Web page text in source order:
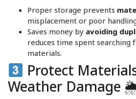
Proper storage prevents
misplacement or poor
Saves money by avoiding
reduces time spent searching
materials.
Protect
Weather Damage